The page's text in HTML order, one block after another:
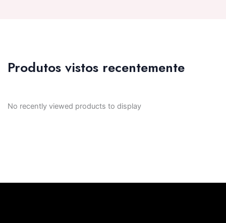
Produtos vistos recentemente
No recently viewed products to display